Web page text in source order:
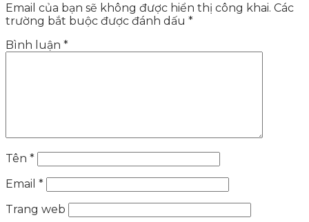
Email của bạn sẽ không được hiển thị công khai. Các
trường bắt buộc được đánh dấu *
Bình luận *
Tên *
Email *
Trang web